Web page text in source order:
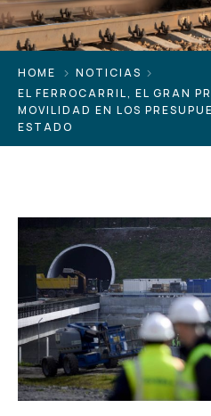
HOME
NOTICIAS
EL FERROCARRIL, EL GRAN
MOVILIDAD EN LOS
ESTADO